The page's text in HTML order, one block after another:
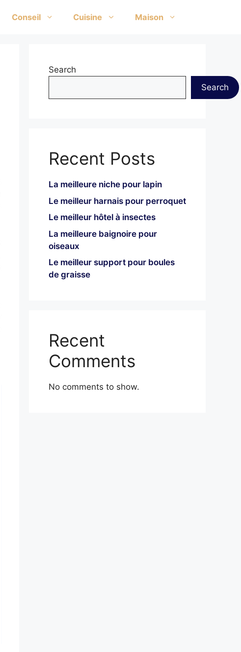
Conseil Cuisine Maison
Search
Search
Recent Posts
La meilleure niche pour lapin
Le meilleur harnais pour perroquet
Le meilleur hôtel à insectes
La meilleure baignoire pour
oiseaux
Le meilleur support pour boules
de graisse
Recent
Comments
No comments to show.